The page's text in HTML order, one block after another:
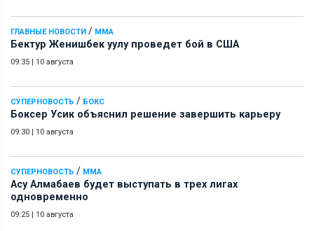
ГЛАВНЫЕ НОВОСТИ / ММА
Бектур Женишбек уулу проведет бой в США
09:35 | 10 августа
СУПЕРНОВОСТЬ / БОКС
Боксер Усик объяснил решение завершить карьеру
09:30 | 10 августа
СУПЕРНОВОСТЬ / ММА
Асу Алмабаев будет выступать в трех лигах
одновременно
09:25 | 10 августа